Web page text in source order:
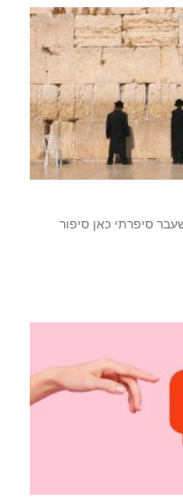
01‭ ‬ מגש הכסף שהיה למשל בשבוע‭ ‬שעבר‭ ‬סיפרתי‭ ‬כאן‭ ‬סיפור‭